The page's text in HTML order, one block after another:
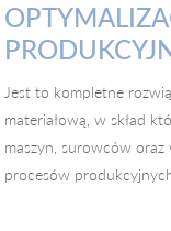
Jest to kompletne
materiałową, w skład
maszyn, surowców
procesów